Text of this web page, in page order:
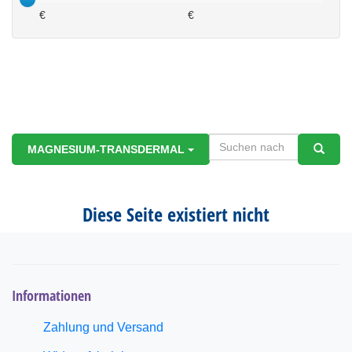
€ €
MAGNESIUM-TRANSDERMAL
Diese Seite existiert nicht
Informationen
Zahlung und Versand